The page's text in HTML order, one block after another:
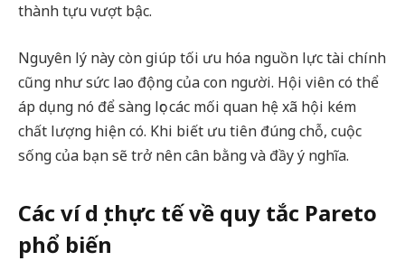
thành tựu vượt bậc.
Nguyên lý này còn giúp tối ưu hóa nguồn lực tài chính
cũng như sức lao động của con người. Hội viên có thể
áp dụng nó để sàng lọc các mối quan hệ xã hội kém
chất lượng hiện có. Khi biết ưu tiên đúng chỗ, cuộc
sống của bạn sẽ trở nên cân bằng và đầy ý nghĩa.
Các ví dụ thực tế về quy tắc Pareto
phổ biến